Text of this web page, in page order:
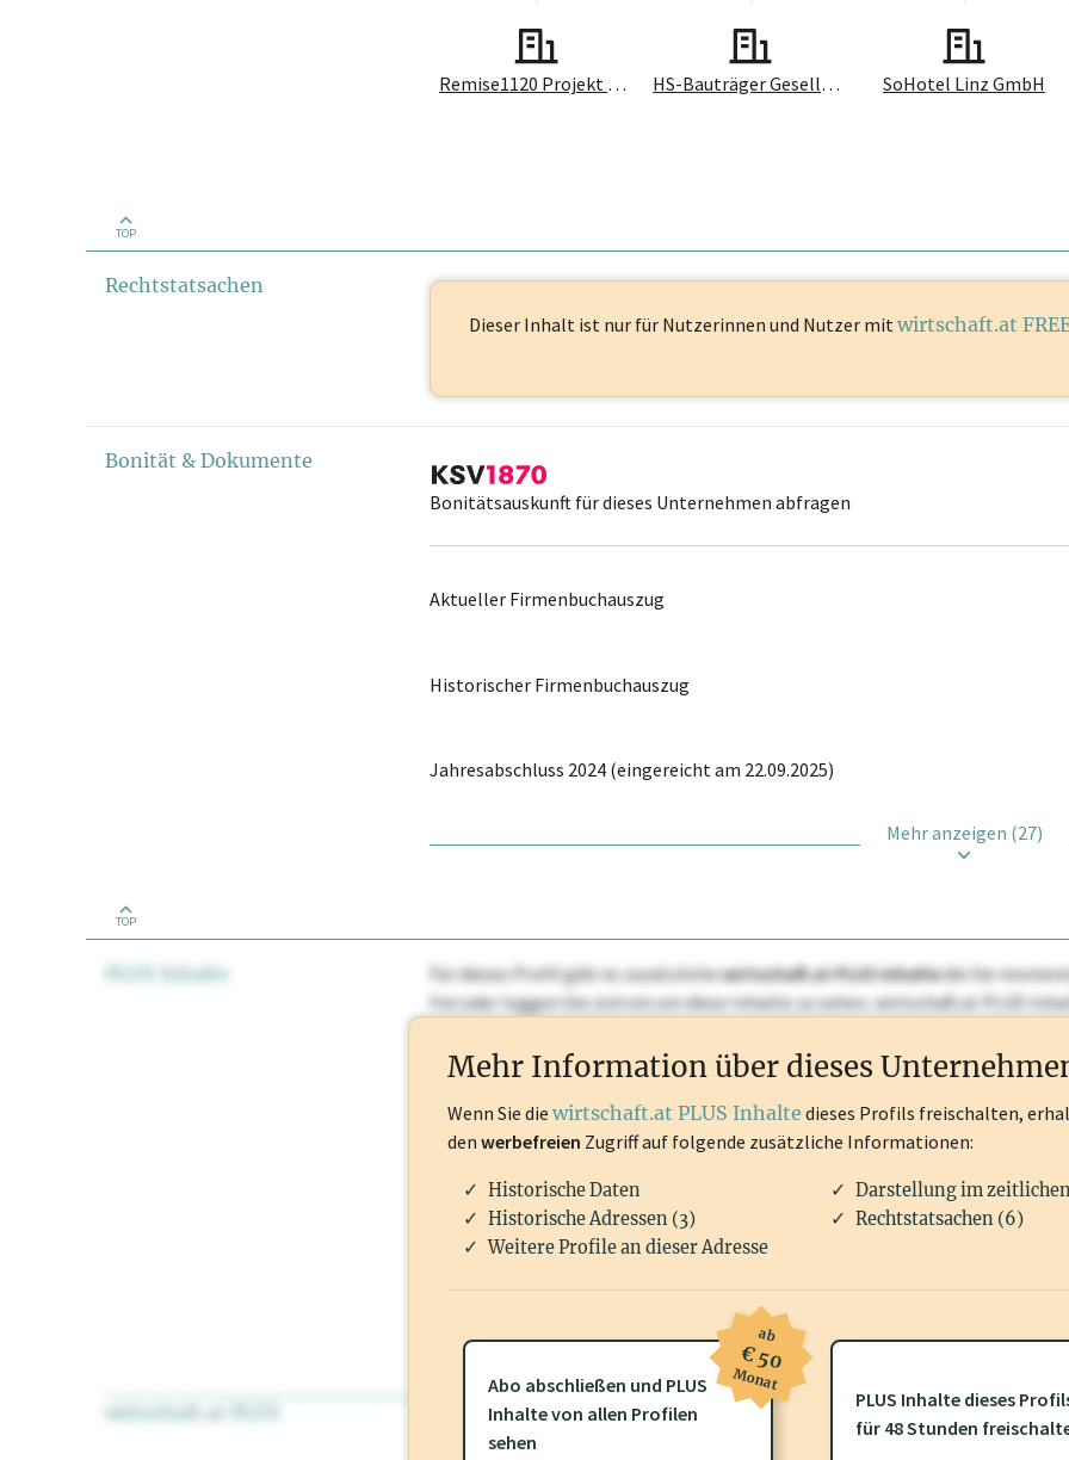
Remise1120 Projekt GmbH HS-Bauträger Gesellschaft m.b.H. SoHotel Linz GmbH
TOP
Rechtstatsachen
Dieser Inhalt ist nur für Nutzerinnen und Nutzer mit wirtschaft.at
Bonität & Dokumente
Bonitätsauskunft für dieses Unternehmen abfragen
Aktueller Firmenbuchauszug
Historischer Firmenbuchauszug
Jahresabschluss 2024 (eingereicht am 22.09.2025)
Mehr anzeigen (27)
TOP
PLUS Inhalte Für dieses Profil gibt es zusätzlichewirtschaft.at PLUS Inhaltedie Sie
frei oder loggen Sie sich ein um diese Inhalte zu sehen. wirtschaft.at PLUS
wirtschaft.at PLUS Für dieses Profil gibt es zusätzliche wirtschaft.at PLUS Inhaltedie Sie
frei oder loggen Sie sich ein um diese Inhalte zu sehen.
Mehr Information über dieses
Wenn Sie die wirtschaft.at PLUS Inhalte dieses Profils freischalten,
den werbefreien Zugriff auf folgende zusätzliche Informationen:
Historische Daten
Darstellung im
Historische Adressen (3)
Rechtstatsachen (6)
Weitere Profile an dieser Adresse
Abo abschließen und PLUS
Inhalte von allen Profilen
sehen
ab
€ 50
Monat
PLUS Inhalte dieses
für 48 Stunden